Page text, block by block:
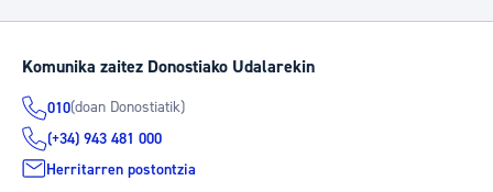
Komunika zaitez Donostiako Udalarekin
010(doan Donostiatik)
(+34) 943 481 000
Herritarren postontzia